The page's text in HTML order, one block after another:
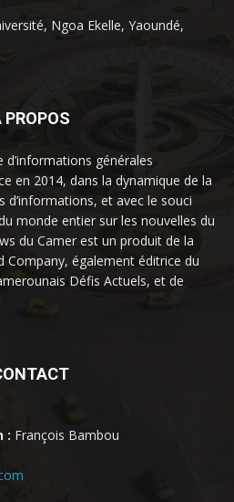
Ngoa Ekelle, Yaoundé,
PROPOS
générales
en 2014, dans la dynamique de la
d’informations, et avec le souci
monde entier sur les nouvelles du
du Camer est un produit de la
Company, également éditrice du
Défis Actuels, et de
: François Bambou